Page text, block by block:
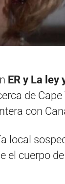
ER y La ley
de Cape
con
local
el cuerpo